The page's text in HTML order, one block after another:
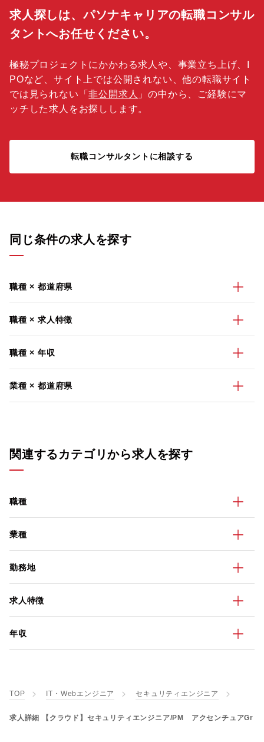
求人探しは、パソナキャリアの転職コンサル
タントへお任せください。
極秘プロジェクトにかかわる求人や、事業立ち上げ、I
POなど、サイト上では公開されない、他の転職サイト
では見られない「非公開求人 」の中から、ご経験にマ
ッチした求人をお探しします。
転職コンサルタントに相談する
同じ条件の求人を探す
職種 × 都道府県
職種 × 求人特徴
職種 × 年収
業種 × 都道府県
関連するカテゴリから求人を探す
職種
業種
勤務地
求人特徴
年収
TOP IT・Webエンジニア セキュリティエンジニア
求人詳細 【クラウド】セキュリティエンジニア/PM アクセンチュアGr